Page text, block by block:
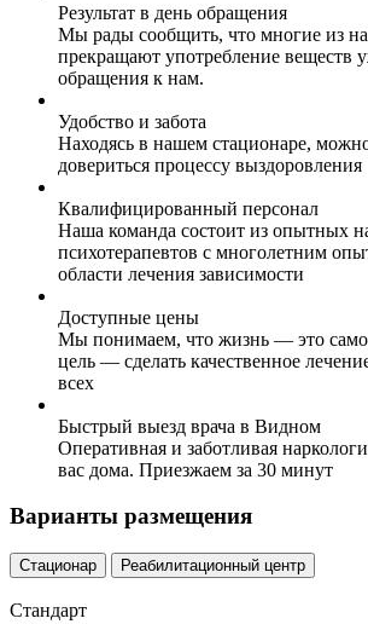
Результат в день обращения
Мы рады сообщить, что многие из
прекращают употребление веществ
обращения к нам.
Удобство и забота
Находясь в нашем стационаре,
довериться процессу выздоровления
Квалифицированный персонал
Наша команда состоит из опытных
психотерапевтов с многолетним
области лечения зависимости
Доступные цены
Мы понимаем, что жизнь — это
цель — сделать качественное
всех
Быстрый выезд врача в Видном
Оперативная и заботливая
вас дома. Приезжаем за 30 минут
Варианты размещения
Стационар Реабилитационный центр
Стандарт